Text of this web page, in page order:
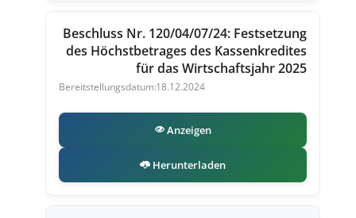
Beschluss Nr. 120/04/07/24: Festsetzung
des Höchstbetrages des Kassenkredites
für das Wirtschaftsjahr 2025
18.12.2024
Anzeigen
Herunterladen